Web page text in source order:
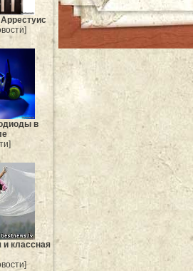
в
и классная